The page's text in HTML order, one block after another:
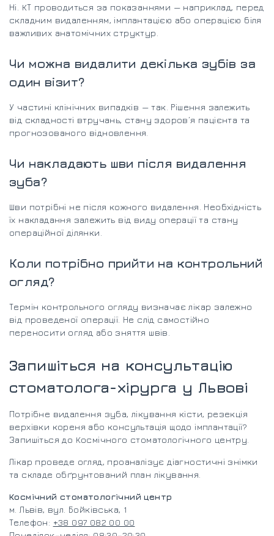
Ні. КТ проводиться за показаннями — наприклад, перед
складним видаленням, імплантацією або операцією біля
важливих анатомічних структур.
Чи можна видалити декілька зубів за
один візит?
У частині клінічних випадків — так. Рішення залежить
від складності втручань, стану здоров’я пацієнта та
прогнозованого відновлення.
Чи накладають шви після видалення
зуба?
Шви потрібні не після кожного видалення. Необхідність
їх накладання залежить від виду операції та стану
операційної ділянки.
Коли потрібно прийти на контрольний
огляд?
Термін контрольного огляду визначає лікар залежно
від проведеної операції. Не слід самостійно
переносити огляд або зняття швів.
Запишіться на консультацію
стоматолога-хірурга у Львові
Потрібне видалення зуба, лікування кісти, резекція
верхівки кореня або консультація щодо імплантації?
Запишіться до Космічного стоматологічного центру.
Лікар проведе огляд, проаналізує діагностичні знімки
та складе обґрунтований план лікування.
Космічний стоматологічний центр
м. Львів, вул. Бойківська, 1
Телефон: +38 097 082 00 00